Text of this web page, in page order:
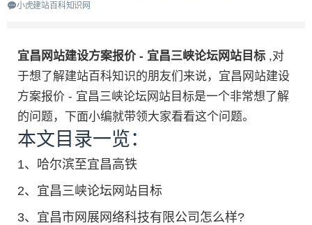
小虎建站百科知识网
宜昌网站建设方案报价 - 宜昌三峡论坛网站目标 ,对
于想了解建站百科知识的朋友们来说，宜昌网站建设
方案报价 - 宜昌三峡论坛网站目标是一个非常想了解
的问题，下面小编就带领大家看看这个问题。
本文目录一览：
1、 哈尔滨至宜昌高铁
2、 宜昌三峡论坛网站目标
3、 宜昌市网展网络科技有限公司怎么样?